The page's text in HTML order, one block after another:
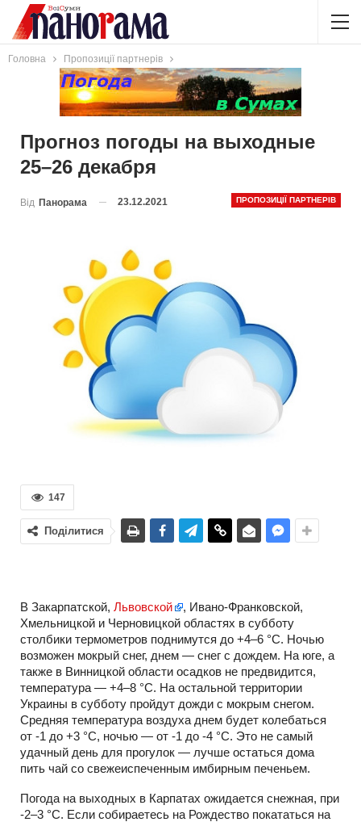
Головна Пропозиції партнерів
Прогноз погоды на выходные
25–26 декабря
ПРОПОЗИЦІЇ ПАРТНЕРІВ
Від Панорама 23.12.2021
147
Поділитися
В Закарпатской, Львовской
, Ивано-Франковской,
Хмельницкой и Черновицкой областях в субботу
столбики термометров поднимутся до +4–6 °С. Ночью
возможен мокрый снег, днем — снег с дождем. На юге, а
также в Винницкой области осадков не предвидится,
температура — +4–8 °С. На остальной территории
Украины в субботу пройдут дожди с мокрым снегом.
Средняя температура воздуха днем будет колебаться
от -1 до +3 °С, ночью — от -1 до -4 °С. Это не самый
удачный день для прогулок — лучше остаться дома
пить чай со свежеиспеченным имбирным печеньем.
Погода на выходных в Карпатах ожидается снежная, при
-2–3 °С. Если собираетесь на Рождество покататься на